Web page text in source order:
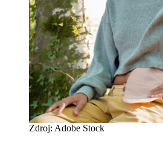
Zdroj: Adobe Stock